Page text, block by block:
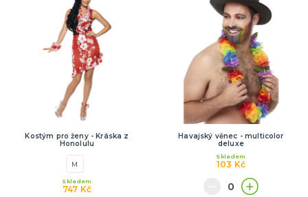
Kostým pro ženy - Kráska z
Honolulu
M
747 Kč
Skladem
Havajský věnec - multicolor
deluxe
103 Kč
Skladem